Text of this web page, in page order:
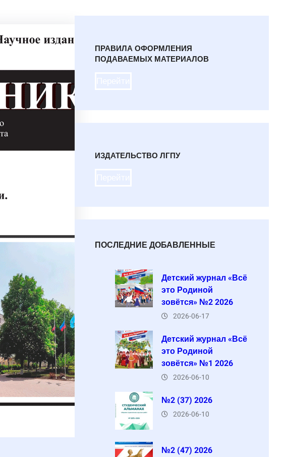
ПРАВИЛА ОФОРМЛЕНИЯ
ПОДАВАЕМЫХ МАТЕРИАЛОВ
ИЗДАТЕЛЬСТВО ЛГПУ
ПОСЛЕДНИЕ ДОБАВЛЕННЫЕ
Детский журнал «Всё
это Родиной
зовётся» №2 2026
2026-06-17
Детский журнал «Всё
это Родиной
зовётся» №1 2026
2026-06-10
№2 (37) 2026
2026-06-10
№2 (47) 2026